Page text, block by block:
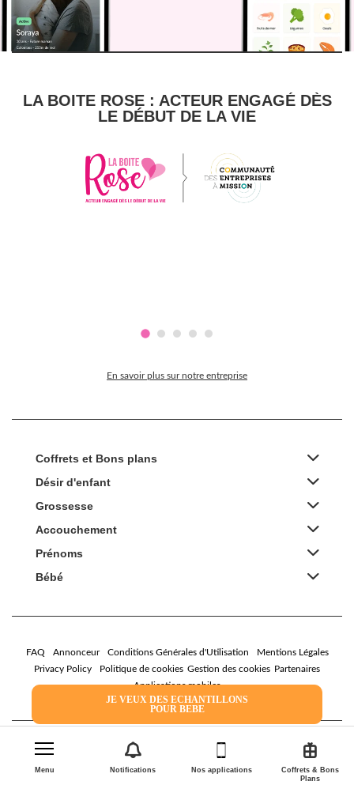
Coffrets & Bons
Plans
Nos applications
Notifications
Menu
JE VEUX DES ECHANTILLONS
POUR BEBE
LA BOITE ROSE : ACTEUR ENGAGÉ DÈS
LE DÉBUT DE LA VIE
En savoir plus sur notre entreprise
Coffrets et Bons plans
Désir d'enfant
Grossesse
Accouchement
Prénoms
Bébé
FAQ Annonceur Conditions Générales d'Utilisation
Mentions Légales
Privacy Policy
Politique de cookies Gestion des cookies Partenaires
Applications mobiles
2026 Family Service - La Boîte Rose